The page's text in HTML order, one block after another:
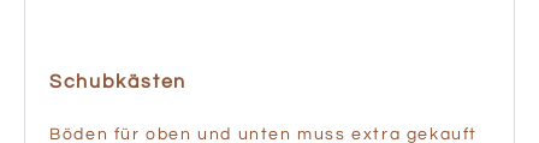
Schubkästen
Böden für oben und unten muss extra gekauft